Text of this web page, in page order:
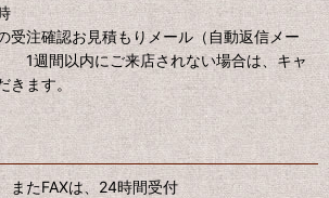
受注確認お見積もりメール（自動返信メー
週間以内にご来店されない場合は、キャ
きます。
たFAXは、24時間受付